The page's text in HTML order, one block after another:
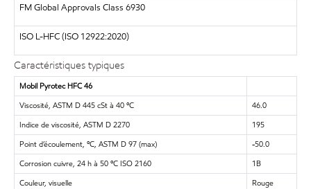
FM Global Approvals Class 6930
ISO L-HFC (ISO 12922:2020)
Caractéristiques typiques
Mobil Pyrotec HFC 46
Viscosité, ASTM D 445 cSt à 40 ºC
46.0
Indice de viscosité, ASTM D 2270
195
Point d’écoulement, ºC, ASTM D 97 (max)
-50.0
Corrosion cuivre, 24 h à 50 ºC ISO 2160
1B
Couleur, visuelle
Rouge